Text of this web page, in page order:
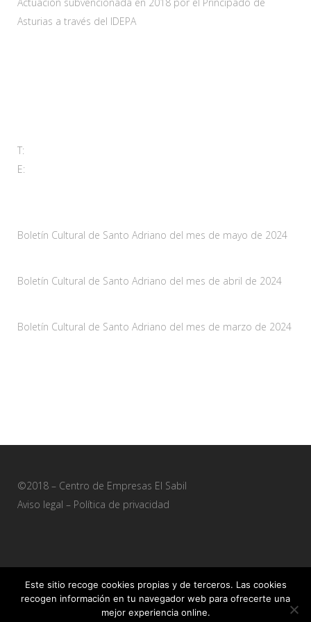
Asturias a través del IDEPA
T:
E:
Boletín Cultural de Santo Adriano del mes de mayo de 2024
Boletín Cultural de Santo Adriano del mes de abril de 2024
Boletín Cultural de Santo Adriano del mes de marzo de 2024
©2018 – Centro de Empresas El Sabil
Aviso legal – Política de privacidad
Sitio web desarrollado por +QueGusto S.C.
Este sitio recoge cookies propias y de terceros. Las cookies
recogen información en tu navegador web para ofrecerte una
mejor experiencia online.